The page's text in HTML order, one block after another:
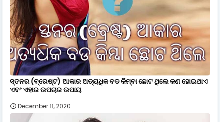
ସ୍ତନର (ବ୍ରେଷ୍ଟ) ଆକାର ଅତ୍ୟଧିକ ବଡ କିମ୍ବା ଛୋଟ ଥିଲେ କଣ ହୋଇଥାଏ
ଏବଂ ଏହାର ଉପଚାର ଉପାୟ
December 11, 2020